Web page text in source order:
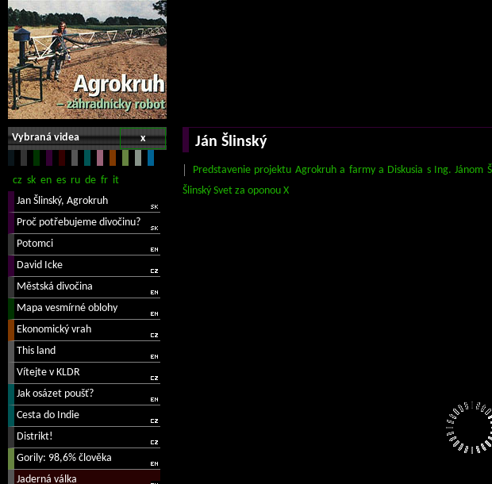
x
Vybraná videa Ján Šlinský
Predstavenie projektu Agrokruh a farmy a Diskusia s Ing. Jánom
Šlinský Svet za oponou X